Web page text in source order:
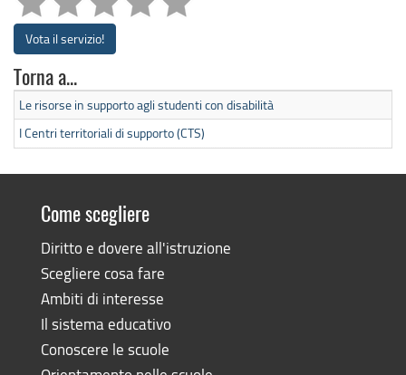
Vota il servizio!
Torna a...
Le risorse in supporto agli studenti con disabilità
I Centri territoriali di supporto (CTS)
Come scegliere
Diritto e dovere all'istruzione
Scegliere cosa fare
Ambiti di interesse
Il sistema educativo
Conoscere le scuole